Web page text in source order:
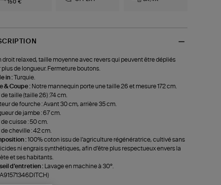
150 €
droit relaxed, taille moyenne avec revers qui peuvent être dépliés
plus de longueur. Fermeture boutons.
in :Turquie.
& Coupe : Notre mannequin porte une taille 26 et mesure 172 cm.
de taille (taille 26) :74 cm.
de fourche : Avant 30 cm, arrière 35 cm.
de jambe : 67 cm.
de cuisse : 50 cm.
de cheville : 42 cm.
:100% coton issu de l’agriculture régénératrice, cultivé sans
ni engrais synthétiques, afin d’être plus respectueux envers la
et ses habitants.
d'entretien :
Lavage en machine à 30°.